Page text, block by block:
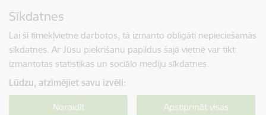
Sīkdatnes
Lai šī tīmekļvietne darbotos, tā izmanto obligāti nepieciešamās
sīkdatnes. Ar Jūsu piekrišanu papildus šajā vietnē var tikt
izmantotas statistikas un sociālo mediju sīkdatnes.
Lūdzu, atzīmējiet savu izvēli:
Noraidīt Apstiprināt visas